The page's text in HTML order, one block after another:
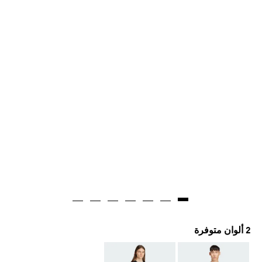
2 ألوان متوفرة